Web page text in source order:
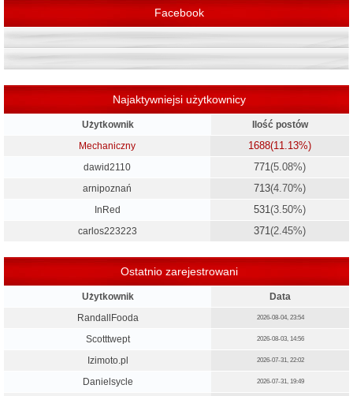
Facebook
Najaktywniejsi użytkownicy
Użytkownik
Ilość postów
Mechaniczny
1688(11.13%)
dawid2110 771 (5.08%)
arnipoznań 713(4.70%)
InRed 531 (3.50%)
carlos223223 371 (2.45%)
Ostatnio zarejestrowani
Użytkownik
Data
RandallFooda
2026-08-04, 23:54
Scotttwept 2026-08-03, 14:56
Izimoto.pl 2026-07-31, 22:02
Danielsycle 2026-07-31, 19:49